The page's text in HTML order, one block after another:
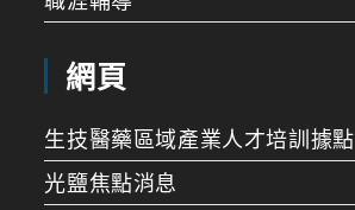
網頁
生技醫藥區域產業人才培訓據點
光鹽焦點消息